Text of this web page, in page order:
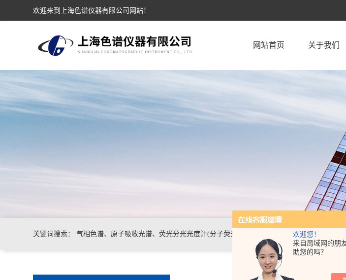
欢迎您！
来自局域网的朋
助您的吗？
欢迎来到上海色谱仪器有限公司网站！
网站首页 关于我们
关键词搜索： 气相色谱、原子吸收光谱、荧光分光光度计(分子荧光)、紫外分光光度计、紫外可见分光光度计